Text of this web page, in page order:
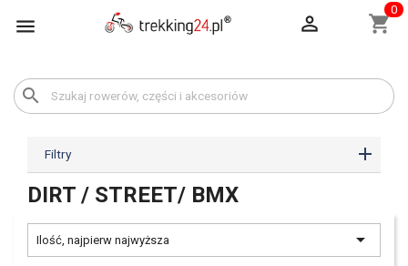
 shopping_cart
0

search
Filtry
DIRT / STREET/ BMX
Ilość, najpierw najwyższa 